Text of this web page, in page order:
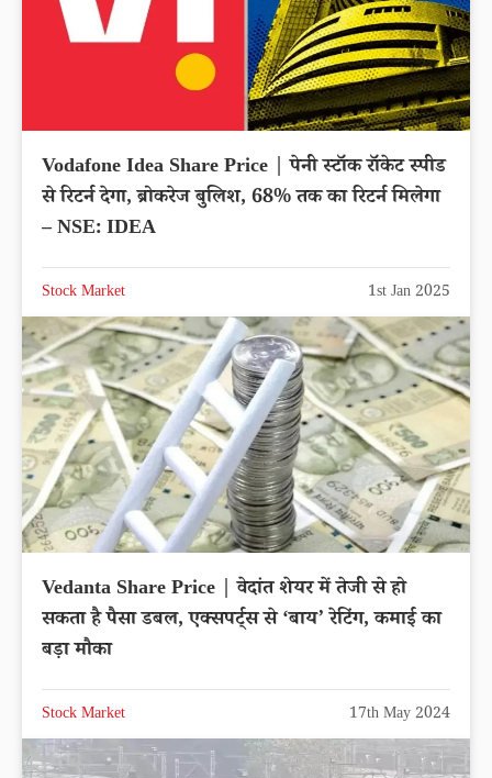
Vodafone Idea Share Price | पेनी स्टॉक रॉकेट स्पीड
से रिटर्न देगा, ब्रोकरेज बुलिश, 68% तक का रिटर्न मिलेगा
– NSE: IDEA
Stock Market 1st Jan 2025
Vedanta Share Price | वेदांत शेयर में तेजी से हो
सकता है पैसा डबल, एक्सपर्ट्स से ‘बाय’ रेटिंग, कमाई का
बड़ा मौका
Stock Market 17th May 2024